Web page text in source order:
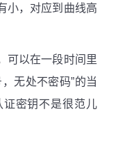
小，对应到曲线高
以在一段时间里
无处不密码”的当
密钥不是很范儿